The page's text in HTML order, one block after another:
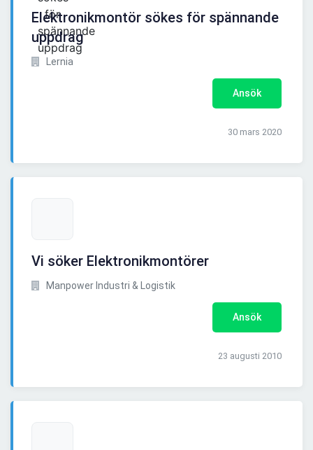
Elektronikmontör sökes för spännande
uppdrag
Lernia
Ansök
30 mars 2020
Vi söker Elektronikmontörer
Manpower Industri & Logistik
Ansök
23 augusti 2010